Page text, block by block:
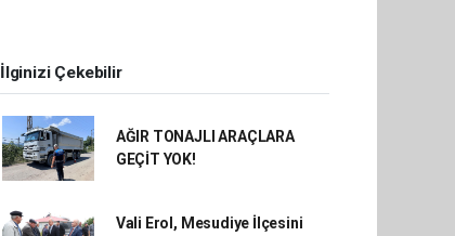
İlginizi Çekebilir
AĞIR TONAJLI ARAÇLARA
GEÇİT YOK!
Vali Erol, Mesudiye İlçesini